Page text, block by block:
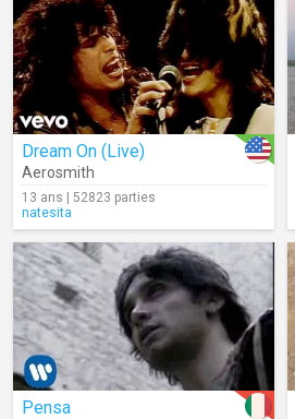
Dream On (Live)
Aerosmith
13 ans | 52823 parties
natesita
Pensa